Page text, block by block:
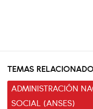
TEMAS
ADMINISTRACIÓN
SOCIAL (ANSES)